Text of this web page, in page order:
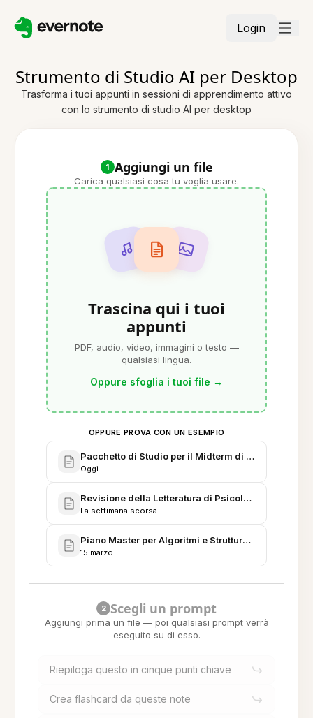
Login
Strumento di Studio AI per Desktop
Trasforma i tuoi appunti in sessioni di apprendimento attivo
con lo strumento di studio AI per desktop
1 Aggiungi un file
Carica qualsiasi cosa tu voglia usare.
Trascina qui i tuoi
appunti
PDF, audio, video, immagini o testo —
qualsiasi lingua.
Oppure sfoglia i tuoi file →
OPPURE PROVA CON UN ESEMPIO
Pacchetto di Studio per il Midterm di Neuroscienze
Oggi
Revisione della Letteratura di Psicologia
La settimana scorsa
Piano Master per Algoritmi e Strutture Dati
15 marzo
2 Scegli un prompt
Aggiungi prima un file — poi qualsiasi prompt verrà
eseguito su di esso.
Riepiloga questo in cinque punti chiave
Crea flashcard da queste note